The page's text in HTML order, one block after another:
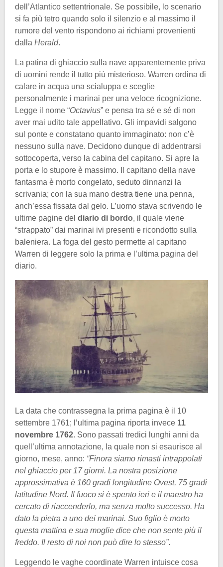
dell’Atlantico settentrionale. Se possibile, lo scenario
si fa più tetro quando solo il silenzio e al massimo il
rumore del vento rispondono ai richiami provenienti
dalla Herald.
La patina di ghiaccio sulla nave apparentemente priva
di uomini rende il tutto più misterioso. Warren ordina di
calare in acqua una scialuppa e sceglie
personalmente i marinai per una veloce ricognizione.
Legge il nome “Octavius” e pensa tra sé e sé di non
aver mai udito tale appellativo. Gli impavidi salgono
sul ponte e constatano quanto immaginato: non c’è
nessuno sulla nave. Decidono dunque di addentrarsi
sottocoperta, verso la cabina del capitano. Si apre la
porta e lo stupore è massimo. Il capitano della nave
fantasma è morto congelato, seduto dinnanzi la
scrivania; con la sua mano destra tiene una penna,
anch’essa fissata dal gelo. L’uomo stava scrivendo le
ultime pagine del diario di bordo, il quale viene
“strappato” dai marinai ivi presenti e ricondotto sulla
baleniera. La foga del gesto permette al capitano
Warren di leggere solo la prima e l’ultima pagina del
diario.
La data che contrassegna la prima pagina è il 10
settembre 1761; l’ultima pagina riporta invece 11
novembre 1762. Sono passati tredici lunghi anni da
quell’ultima annotazione, la quale non si esaurisce al
giorno, mese, anno: “Finora siamo rimasti intrappolati
nel ghiaccio per 17 giorni. La nostra posizione
approssimativa è 160 gradi longitudine Ovest, 75 gradi
latitudine Nord. Il fuoco si è spento ieri e il maestro ha
cercato di riaccenderlo, ma senza molto successo. Ha
dato la pietra a uno dei marinai. Suo figlio è morto
questa mattina e sua moglie dice che non sente più il
freddo. Il resto di noi non può dire lo stesso”.
Leggendo le vaghe coordinate Warren intuisce cosa